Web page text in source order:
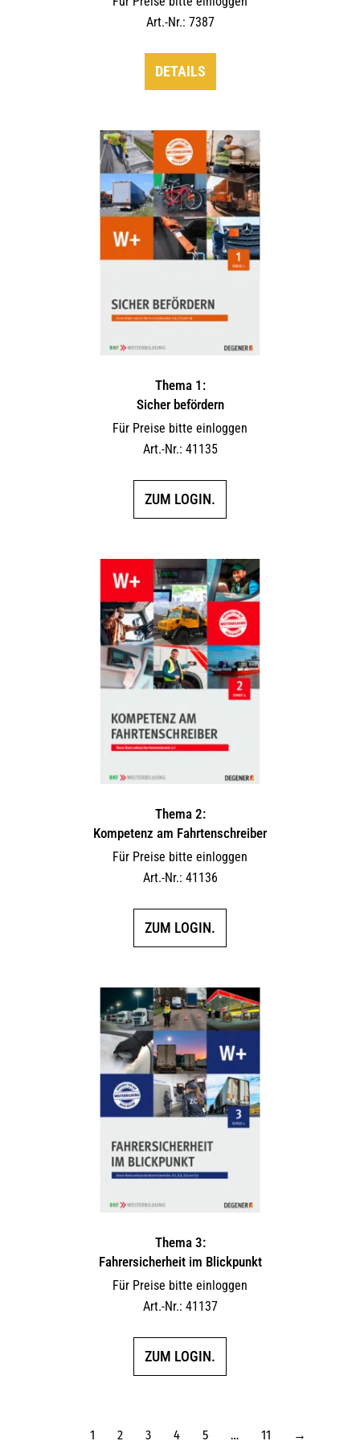
Art.-Nr.: 7387
DETAILS
Thema 1:
Sicher befördern
Für Preise bitte einloggen
Art.-Nr.: 41135
ZUM LOGIN.
Thema 2:
Kompetenz am Fahrtenschreiber
Für Preise bitte einloggen
Art.-Nr.: 41136
ZUM LOGIN.
Thema 3:
Fahrersicherheit im Blickpunkt
Für Preise bitte einloggen
Art.-Nr.: 41137
ZUM LOGIN.
1 2 3 4 5 … 11 →